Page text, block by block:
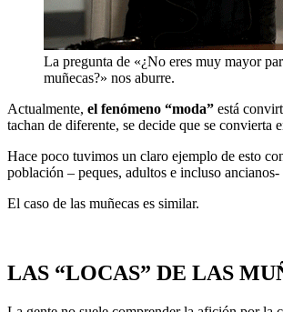
La pregunta de «¿No eres muy mayor
muñecas?» nos aburre.
Actualmente, el fenómeno “moda” está
tachan de diferente, se decide que se convierta
Hace poco tuvimos un claro ejemplo de esto
población – peques, adultos e incluso
El caso de las muñecas es similar.
LAS “LOCAS” DE LAS